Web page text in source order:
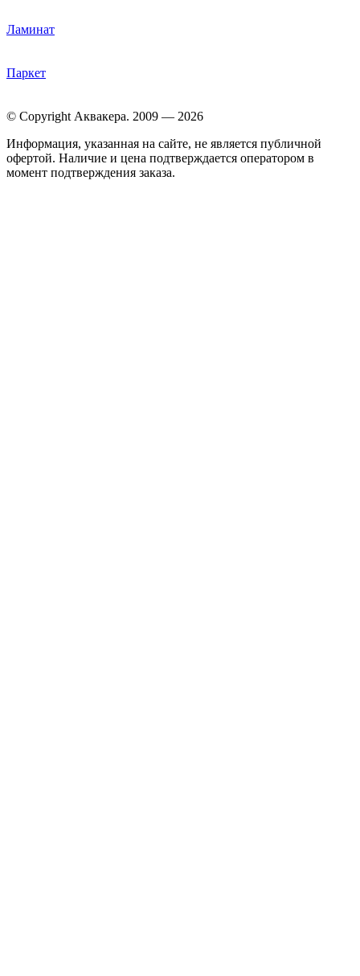
Ламинат
Паркет
© Copyright Аквакера. 2009 — 2026
Информация, указанная на сайте, не является публичной
офертой. Наличие и цена подтверждается оператором в
момент подтверждения заказа.